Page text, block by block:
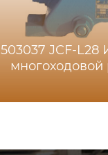
503037 JCF-
многоходовой